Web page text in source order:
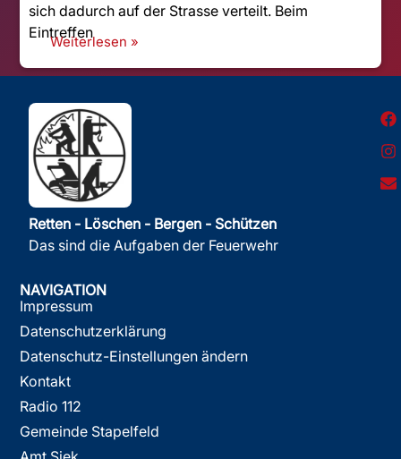
sich dadurch auf der Strasse verteilt. Beim
Eintreffen
Weiterlesen »
Retten - Löschen - Bergen - Schützen
Das sind die Aufgaben der Feuerwehr
NAVIGATION
Impressum
Datenschutzerklärung
Datenschutz-Einstellungen ändern
Kontakt
Radio 112
Gemeinde Stapelfeld